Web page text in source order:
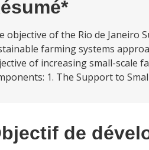
objective of the Rio de Janeiro
farming systems
of increasing small-scale
1. The Support to
de